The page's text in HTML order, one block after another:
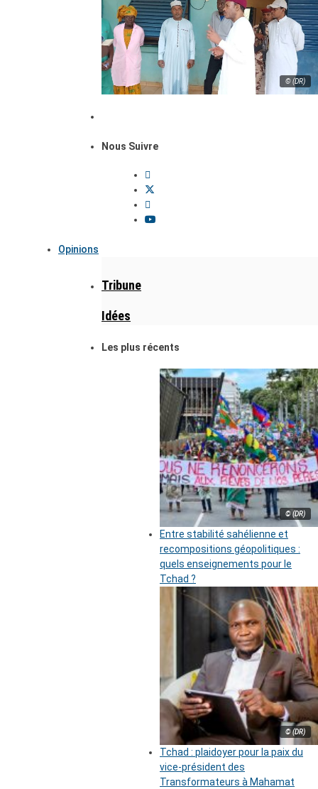
© (DR)
Nous Suivre
Opinions
Tribune
Idées
Les plus récents
© (DR)
Entre stabilité sahélienne et
recompositions géopolitiques :
quels enseignements pour le
Tchad ?
© (DR)
Tchad : plaidoyer pour la paix du
vice-président des
Transformateurs à Mahamat